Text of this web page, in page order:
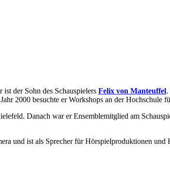
ist der Sohn des Schauspielers Felix von Manteuffel.
2000 besuchte er Workshops an der
Danach war er Ensemblemitglied am
und ist als Sprecher für Hörspielproduktionen und